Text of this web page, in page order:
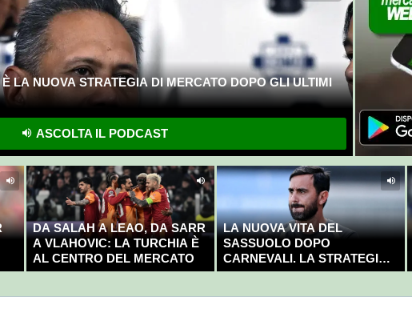
LA NUOVA STRATEGIA DI MERCATO DOPO GLI ULTIMI
ASCOLTA IL PODCAST
DA SALAH A LEAO, DA SARR
A VLAHOVIC: LA TURCHIA È
AL CENTRO DEL MERCATO
LA NUOVA VITA DEL
SASSUOLO DOPO
CARNEVALI. LA STRATEGIA È
GIÀ CHIARA E DECISA